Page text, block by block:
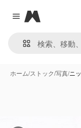
Close menu
Magnific
ホーム/ストック/写真/ニ